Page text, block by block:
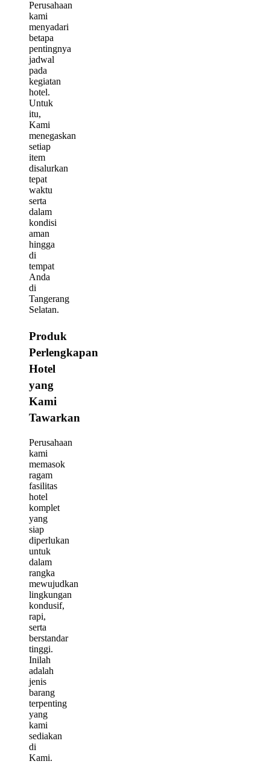
Perusahaan
kami
menyadari
betapa
pentingnya
jadwal
pada
kegiatan
hotel.
Untuk
itu,
Kami
menegaskan
setiap
item
disalurkan
tepat
waktu
serta
dalam
kondisi
aman
hingga
di
tempat
Anda
di
Tangerang
Selatan.
Produk
Perlengkapan
Hotel
yang
Kami
Tawarkan
Perusahaan
kami
memasok
ragam
fasilitas
hotel
komplet
yang
siap
diperlukan
untuk
dalam
rangka
mewujudkan
lingkungan
kondusif,
rapi,
serta
berstandar
tinggi.
Inilah
adalah
jenis
barang
terpenting
yang
kami
sediakan
di
Kami.